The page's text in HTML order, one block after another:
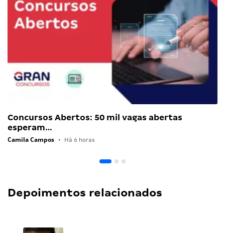
Concursos Abertos: 50 mil vagas abertas
esperam…
Camila Campos • Há 6 horas
Depoimentos relacionados